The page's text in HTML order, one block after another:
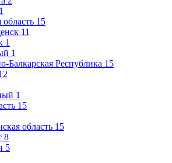
1
15
11
1
1
Балкарская Республика 15
1
15
область 15
8
5